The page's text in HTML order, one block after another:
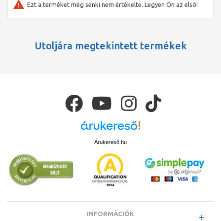
Tömítőmandzsetta
Ezt a terméket még senki nem értékelte. Legyen Ön az első!
Utoljára megtekintett termékek
Árukereső.hu
INFORMÁCIÓK